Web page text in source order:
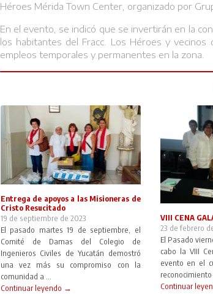
Héroes Mérida Town Center, organizado por
En el evento, se indicó que se invertirán en la
los habitantes del Fracc. Los Héroes y
empleos temporales y permanentes en la zona.
Entrega de apoyos a las Misioneras de
Cristo Resucitado
19 de septiembre de 2023
El pasado martes 19 de septiembre, el
Comité de Damas del Colegio de
Ingenieros Civiles de Yucatán demostró
una vez más su compromiso con la
comunidad a ...
Continuar leyendo →
VIII CENA
23 de febrero
El Pasado
cabo la VIII
evento en el
reconocimiento
Continuar